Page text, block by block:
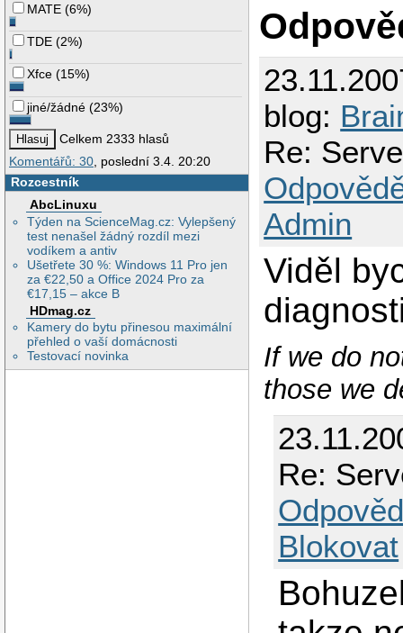
MATE (6%)
TDE (2%)
Xfce (15%)
jiné/žádné (23%)
Celkem 2333 hlasů
Komentářů: 30, poslední 3.4. 20:20
Rozcestník
AbcLinuxu
Týden na ScienceMag.cz: Vylepšený
test nenašel žádný rozdíl mezi
vodíkem a antiv
Ušetřete 30 %: Windows 11 Pro jen
za €22,50 a Office 2024 Pro za
€17,15 – akce B
HDmag.cz
Kamery do bytu přinesou maximální
přehled o vaší domácnosti
Testovací novinka
2003 ?
2044 ?
2071 ?
2117 ?
2151 ?
2170 ?
2232 ?
2256 ?
2271 ?
2300 ?
2315 ?
2331 ?
2332 ?
2347 ?
2348 ?
2354 ?
2371 ?
2398 ?
3400 ?
3402 pts/0
3429 pts/0
3431 pts/1
3698 ?
blog:
Re:
Admin
Viděl
If we do
those we
Re:
Blokovat